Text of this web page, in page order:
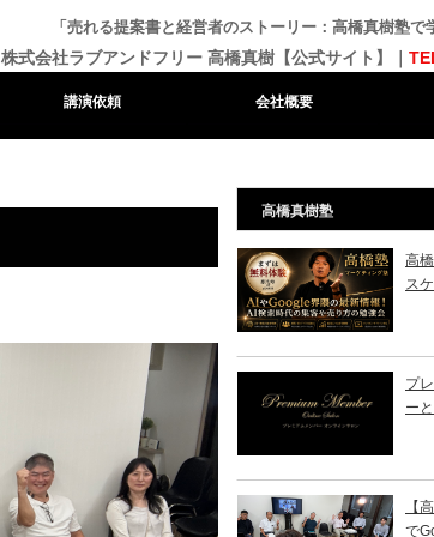
「売れる提案書と経営者のストーリー：高橋真樹塾で
株式会社ラブアンドフリー 高橋真樹【公式サイト】｜
講演依頼 会社概要
高橋真樹塾
高
ス
プ
ー
【
で